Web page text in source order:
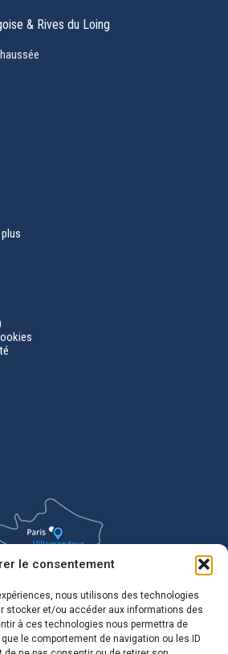
le consentement
nous utilisons des technologies
stocker et/ou accéder aux informations des
à ces technologies nous permettra de
le comportement de navigation ou les ID
& Rives du Loing